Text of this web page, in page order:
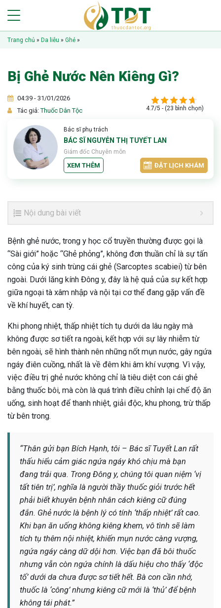
Trang chủ » Da liễu » Ghẻ »
Bị Ghẻ Nước Nên Kiêng Gì?
04:39 - 31/01/2026
Tác giả:Thuốc Dân Tộc 4.7/5 - (23 bình chọn)
Bác sĩ phụ trách
BÁC SĨ NGUYỄN THỊ TUYẾT LAN
Giám đốc Chuyên môn
XEM THÊM ĐẶT LỊCH KHÁM
Nội dung bài viết
Bệnh ghẻ nước, trong y học cổ truyền thường được gọi là
“Sài giới” hoặc “Ghẻ phỏng”, không đơn thuần chỉ là sự tấn
công của ký sinh trùng cái ghẻ (Sarcoptes scabiei) từ bên
ngoài. Dưới lăng kính Đông y, đây là hệ quả của sự kết hợp
giữa ngoại tà xâm nhập và nội tại cơ thể đang gặp vấn đề
về khí huyết, can tỳ.
Khi phong nhiệt, thấp nhiệt tích tụ dưới da lâu ngày mà
không được sơ tiết ra ngoài, kết hợp với sự lây nhiễm từ
bên ngoài, sẽ hình thành nên những nốt mụn nước, gây ngứa
ngáy điên cuồng, nhất là về đêm khi âm khí vượng. Vì vậy,
việc điều trị ghẻ nước không chỉ là tiêu diệt con cái ghẻ
bằng thuốc bôi, mà còn là quá trình điều chỉnh lại chế độ ăn
uống, sinh hoạt để thanh nhiệt, giải độc, khu phong, trừ thấp
từ bên trong.
“Thân gửi bạn Bích Hạnh, tôi – Bác sĩ Tuyết Lan rất
thấu hiểu cảm giác ngứa ngáy khó chịu mà bạn
đang trải qua. Trong Đông y, chúng tôi quan niệm ‘vị
tất tiên trị’, nghĩa là người thầy thuốc giỏi trước hết
phải biết khuyên bệnh nhân cách kiêng cữ đúng
đắn. Ghẻ nước là bệnh lý có tính ‘thấp nhiệt’ rất cao.
Khi bạn ăn uống không kiêng khem, vô tình sẽ làm
tích tụ thêm nội nhiệt, khiến mụn nước càng vượng,
ngứa ngáy càng dữ dội hơn. Việc bạn đã bôi thuốc
nhưng vẫn còn ngứa chính là dấu hiệu cho thấy ‘độc
tố’ dưới da chưa được sơ tiết hết. Bà con cần nhớ,
thuốc là ‘công’ nhưng kiêng cữ mới là ‘thủ’ để bệnh
không tái phát.”